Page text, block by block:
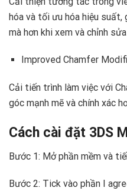
hóa và tối ưu hóa hiệu
mà hơn khi xem và chỉnh
Improved Chamfer
Cải tiến trình làm việc với
góc mạnh mẽ và chính xác
Cách cài đặt 3DS
Bước 1: Mở phần mềm và
Bước 2: Tick vào phần I